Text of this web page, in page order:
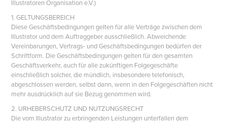
Illustratoren Organisation e.V.)
1. GELTUNGSBEREICH
Diese Geschäftsbedingungen gelten für alle Verträge zwischen dem
Illustrator und dem Auftraggeber ausschließlich. Abweichende
Vereinbarungen, Vertrags- und Geschäftsbedingungen bedürfen der
Schriftform. Die Geschäftsbedingungen gelten für den gesamten
Geschäftsverkehr, auch für alle zukünftigen Folgegeschäfte
einschließlich solcher, die mündlich, insbesondere telefonisch,
abgeschlossen werden, selbst dann, wenn in den Folgegeschäften nicht
mehr ausdrücklich auf sie Bezug genommen wird.
2. URHEBERSCHUTZ UND NUTZUNGSRECHT
Die vom Illustrator zu erbringenden Leistungen unterfallen dem